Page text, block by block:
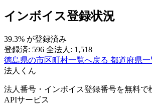
インボイス登録状況
39.3% が登録済み
登録済: 596 全法人: 1,518
徳島県の市区町村一覧へ戻る 都道府県一
法人くん
法人番号・インボイス登録番号を無料で
APIサービス